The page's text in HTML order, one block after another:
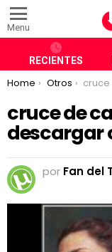
Menu
RECIENTES
You are here:
Home Otros cruce de caminos
cruce de
descargar
por Fan del